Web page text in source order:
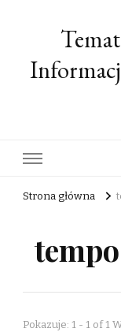
Strona główna
Pokazuje: 1 - 1 of 1